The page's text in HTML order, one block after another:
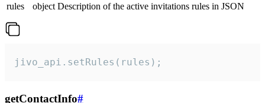
rules
object Description of the active invitations rules in JSON
jivo_api.setRules(rules);
getContactInfo#